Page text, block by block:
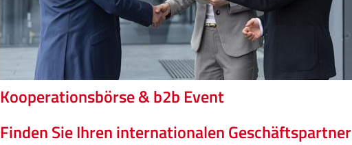
Kooperationsbörse & b2b Event
Finden Sie Ihren internationalen Geschäftspartner